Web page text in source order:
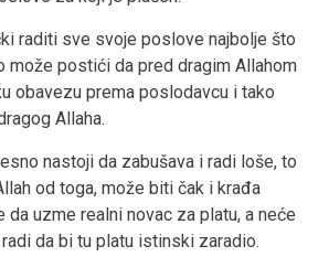
raditi sve svoje poslove najbolje što
može postići da pred dragim Allahom
obavezu prema poslodavcu i tako
Allaha.
nastoji da zabušava i radi loše, to
od toga, može biti čak i krađa
da uzme realni novac za platu, a neće
da bi tu platu istinski zaradio.